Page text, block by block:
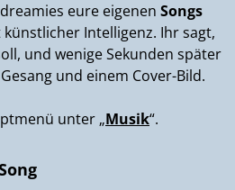
eure eigenen Songs
Intelligenz. Ihr sagt,
und wenige Sekunden später
und einem Cover-Bild.
unter „Musik“.